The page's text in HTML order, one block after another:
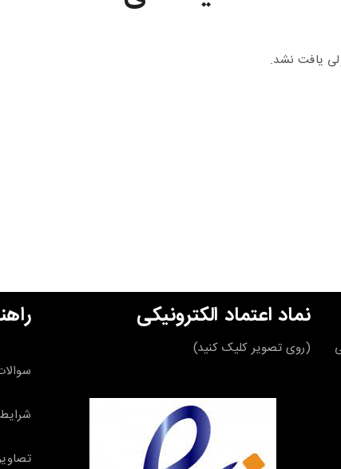
یافت نشد.
نماد اعتماد الکترونیکی
(روی تصویر کلیک کنید)